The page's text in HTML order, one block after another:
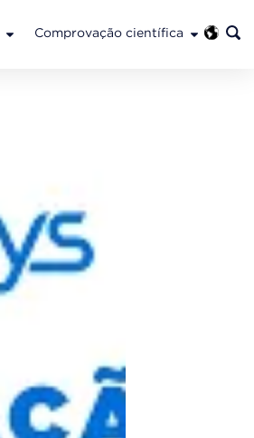
Comprovação científica